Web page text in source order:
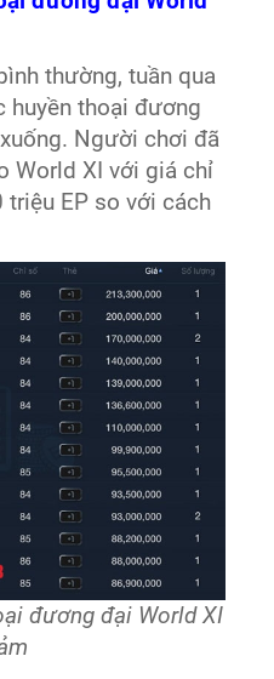
thường, tuần qua
huyền thoại đương
Người chơi đã
World XI với giá chỉ
EP so với cách
đương đại World XI